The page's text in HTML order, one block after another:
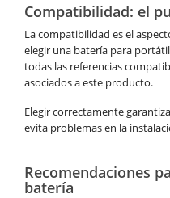
Compatibilidad: el
La compatibilidad es el
elegir una batería para
todas las referencias
asociados a este producto.
Elegir correctamente
evita problemas en la
Recomendaciones
batería